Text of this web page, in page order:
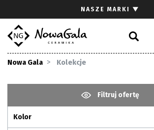
NASZE MARKI ▼
Nowa Gala Kolekcje
Filtruj ofertę
Kolor
Gdzie kupić
Pliki do